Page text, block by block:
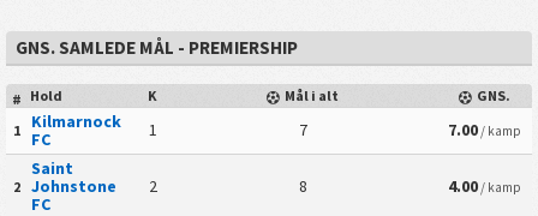
GNS. SAMLEDE MÅL - PREMIERSHIP
# Hold K Mål i alt
GNS.
1
Kilmarnock
FC
1 7 7.00/ kamp
2
Saint
Johnstone
FC
2 8 4.00/ kamp